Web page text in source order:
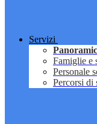
Servizi
Famiglie e
Personale
Percorsi di